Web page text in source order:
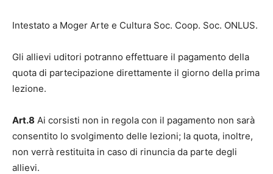
Intestato a Moger Arte e Cultura Soc. Coop. Soc. ONLUS.
Gli allievi uditori potranno effettuare il pagamento della
quota di partecipazione direttamente il giorno della prima
lezione.
Art.8 Ai corsisti non in regola con il pagamento non sarà
consentito lo svolgimento delle lezioni; la quota, inoltre,
non verrà restituita in caso di rinuncia da parte degli
allievi.